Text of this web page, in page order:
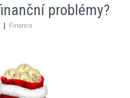
problémy?
| Finance